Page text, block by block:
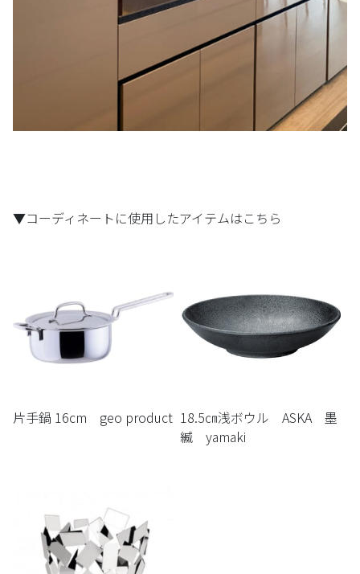
▼コーディネートに使用したアイテムはこちら
片手鍋 16cm geo product 18.5㎝浅ボウル ASKA 墨
縅 yamaki